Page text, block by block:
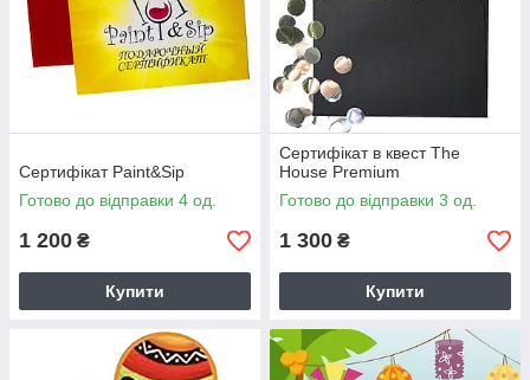
Сертифікат Paint&Sip
Готово до відправки 4 од.
1 200 ₴
Купити
Сертифікат в квест The
House Premium
Готово до відправки 3 од.
1 300 ₴
Купити